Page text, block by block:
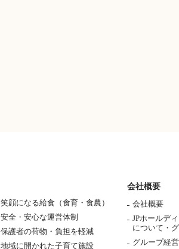
笑顔になる給食（食育・食農）
安全・安心な運営体制
保護者の荷物・負担を軽減
地域に開かれた子育て施設
会社概要
会社概要
JPホールデ
について・
グループ経